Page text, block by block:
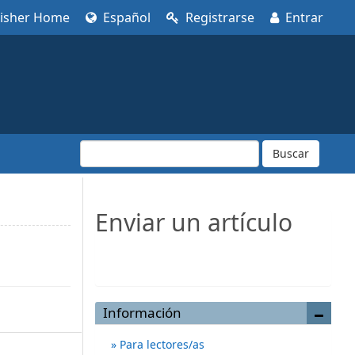
Home Español Registrarse Entrar
Buscar
Enviar un artículo
Información
Para lectores/as